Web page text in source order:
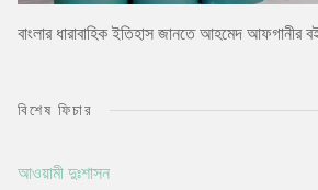
বাংলার ধারাবাহিক ইতিহাস জানতে আহমেদ আফগানীর
বিশেষ ফিচার
আওয়ামী দুঃশাসন